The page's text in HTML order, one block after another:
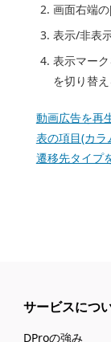
画面右端
表示/非表
表示マー
を切り替え
動画広告を再
表の項目(カラ
遷移先タイプ
サービスにつ
DProの強み